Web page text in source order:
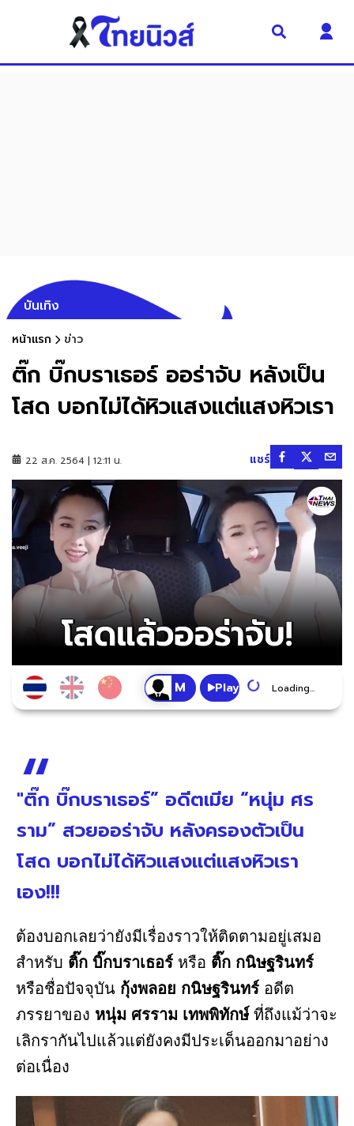
บันเทิง
หน้าแรก ข่าว
ติ๊ก บิ๊กบราเธอร์ ออร่าจับ หลังเป็น
โสด บอกไม่ได้หิวแสงแต่แสงหิวเรา
22 ส.ค. 2564 | 12:11 น. แชร์
Play Loading...
"ติ๊ก บิ๊กบราเธอร์” อดีตเมีย “หนุ่ม ศร
ราม” สวยออร่าจับ หลังครองตัวเป็น
โสด บอกไม่ได้หิวแสงแต่แสงหิวเรา
เอง!!!
ต้องบอกเลยว่ายังมีเรื่องราวให้ติดตามอยู่เสมอ
สำหรับ ติ๊ก บิ๊กบราเธอร์ หรือ ติ๊ก กนิษฐรินทร์
หรือชื่อปัจจุบัน กุ้งพลอย กนิษฐรินทร์ อดีต
ภรรยาของ หนุ่ม ศรราม เทพพิทักษ์ ที่ถึงแม้ว่าจะ
เลิกรากันไปแล้วแต่ยังคงมีประเด็นออกมาอย่าง
ต่อเนื่อง